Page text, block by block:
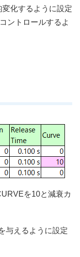
化するように設定
ントロールするよ
を10と減衰カ
与えるように設定